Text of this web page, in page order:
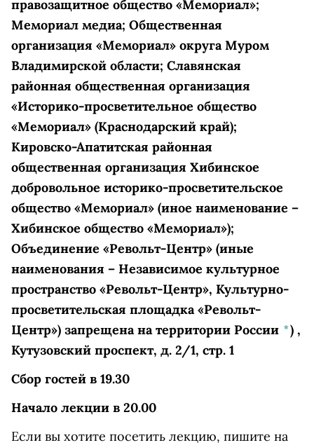
правозащитное общество «Мемориал»;
Мемориал медиа; Общественная
организация «Мемориал» округа Муром
Владимирской области; Славянская
районная общественная организация
«Историко-просветительное общество
«Мемориал» (Краснодарский край);
Кировско-Апатитская районная
общественная организация Хибинское
добровольное историко-просветительское
общество «Мемориал» (иное наименование –
Хибинское общество «Мемориал»);
Объединение «Револьт-Центр» (иные
наименования – Независимое культурное
пространство «Револьт-Центр», Культурно-
просветительская площадка «Револьт-
Центр») запрещена на территории России *) ,
Кутузовский проспект, д. 2/1, стр. 1
Сбор гостей в 19.30
Начало лекции в 20.00
Если вы хотите посетить лекцию, пишите на